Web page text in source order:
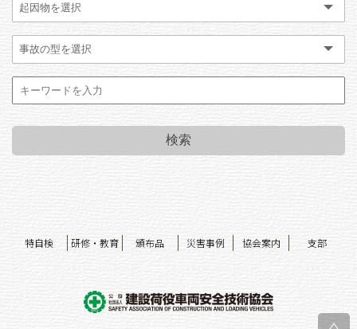
特自検 研修・教育 頒布品 災害事例 協会案内 支部